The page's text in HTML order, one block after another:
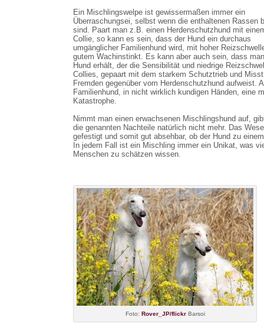
Ein Mischlingswelpe ist gewissermaßen immer ein
Überraschungsei, selbst wenn die enthaltenen Rassen
sind. Paart man z.B. einen Herdenschutzhund mit
Collie, so kann es sein, dass der Hund ein durchaus
umgänglicher Familienhund wird, mit hoher
gutem Wachinstinkt. Es kann aber auch sein, dass
Hund erhält, der die Sensibilität und niedrige
Collies, gepaart mit dem starkem Schutztrieb und
Fremden gegenüber vom Herdenschutzhund aufweist.
Familienhund, in nicht wirklich kundigen Händen, eine
Katastrophe.
Nimmt man einen erwachsenen Mischlingshund auf,
die genannten Nachteile natürlich nicht mehr. Das
gefestigt und somit gut absehbar, ob der Hund zu
In jedem Fall ist ein Mischling immer ein Unikat, was
Menschen zu schätzen wissen.
Foto: Rover_JP/flickr Barsoi